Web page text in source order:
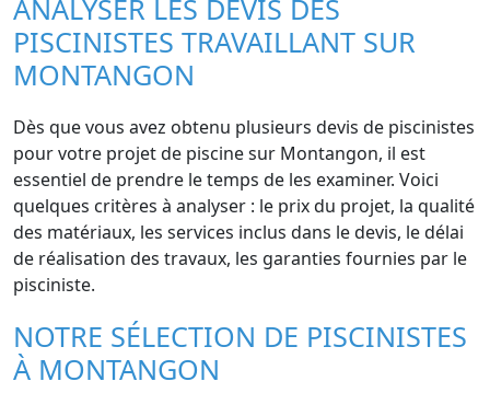
ANALYSER LES DEVIS DES
PISCINISTES TRAVAILLANT SUR
MONTANGON
Dès que vous avez obtenu plusieurs devis de piscinistes
pour votre projet de piscine sur Montangon, il est
essentiel de prendre le temps de les examiner. Voici
quelques critères à analyser : le prix du projet, la qualité
des matériaux, les services inclus dans le devis, le délai
de réalisation des travaux, les garanties fournies par le
pisciniste.
NOTRE SÉLECTION DE PISCINISTES
À MONTANGON